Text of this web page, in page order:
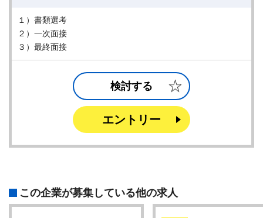
１）書類選考
２）一次面接
３）最終面接
検討する
エントリー
この企業が募集している他の求人